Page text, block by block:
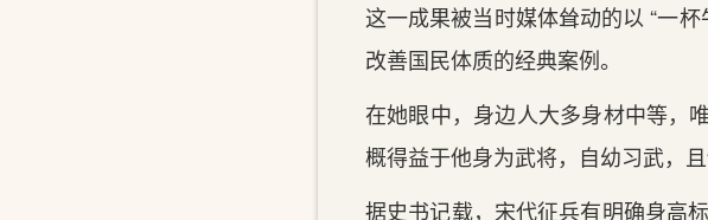
这一成果被当时媒体耸动的以 “一
改善国民体质的经典案例。
在她眼中，身边人大多身材中等，
概得益于他身为武将，自幼习武，
据史书记载，宋代征兵有明确身高